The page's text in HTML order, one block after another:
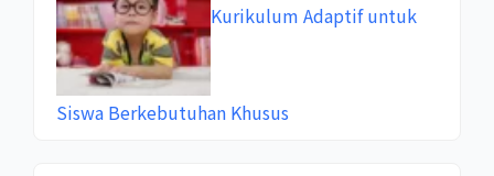
Kurikulum Adaptif untuk
Siswa Berkebutuhan Khusus